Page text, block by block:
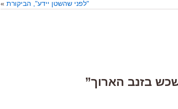
"לפני שהשטן יידע", הביקורת »